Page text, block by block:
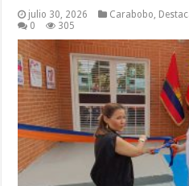
julio 30, 2026 Carabobo
0
305